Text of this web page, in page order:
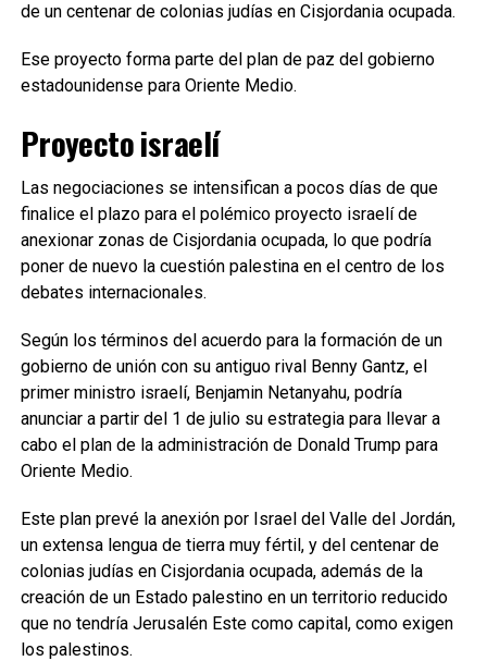
de un centenar de colonias judías en Cisjordania ocupada.
Ese proyecto forma parte del plan de paz del gobierno
estadounidense para Oriente Medio.
Proyecto israelí
Las negociaciones se intensifican a pocos días de que
finalice el plazo para el polémico proyecto israelí de
anexionar zonas de Cisjordania ocupada, lo que podría
poner de nuevo la cuestión palestina en el centro de los
debates internacionales.
Según los términos del acuerdo para la formación de un
gobierno de unión con su antiguo rival Benny Gantz, el
primer ministro israelí, Benjamin Netanyahu, podría
anunciar a partir del 1 de julio su estrategia para llevar a
cabo el plan de la administración de Donald Trump para
Oriente Medio.
Este plan prevé la anexión por Israel del Valle del Jordán,
un extensa lengua de tierra muy fértil, y del centenar de
colonias judías en Cisjordania ocupada, además de la
creación de un Estado palestino en un territorio reducido
que no tendría Jerusalén Este como capital, como exigen
los palestinos.